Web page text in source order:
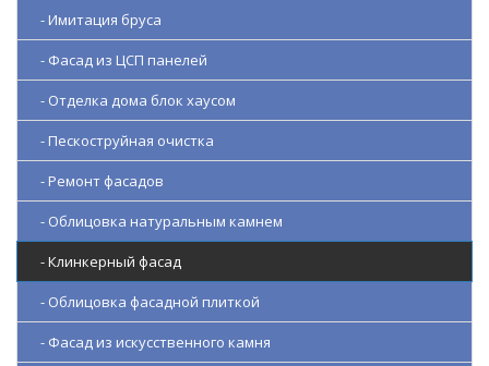
- Имитация бруса
- Фасад из ЦСП панелей
- Отделка дома блок хаусом
- Пескоструйная очистка
- Ремонт фасадов
- Облицовка натуральным камнем
- Клинкерный фасад
- Облицовка фасадной плиткой
- Фасад из искусственного камня